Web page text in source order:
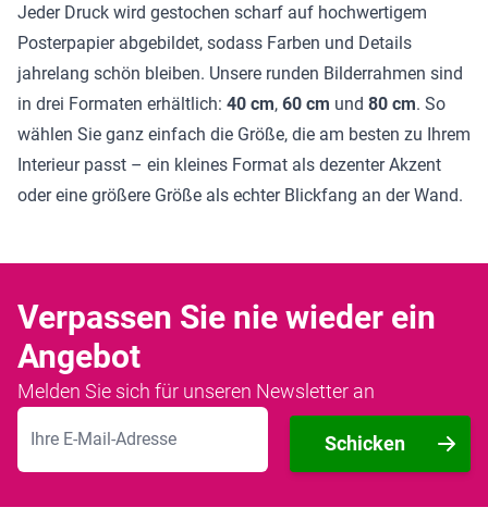
Jeder Druck wird gestochen scharf auf hochwertigem
Posterpapier abgebildet, sodass Farben und Details
jahrelang schön bleiben. Unsere runden Bilderrahmen sind
in drei Formaten erhältlich: 40 cm, 60 cm und 80 cm. So
wählen Sie ganz einfach die Größe, die am besten zu Ihrem
Interieur passt – ein kleines Format als dezenter Akzent
oder eine größere Größe als echter Blickfang an der Wand.
Verpassen Sie nie wieder ein
Angebot
Melden Sie sich für unseren Newsletter an
E-Mailadresse
Schicken